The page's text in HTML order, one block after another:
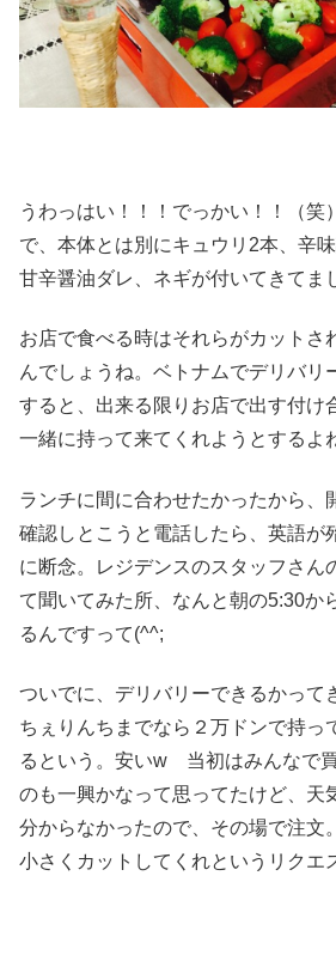
うわっはい！！！でっかい！！（笑）
で、本体とは別にキュウリ2本、辛味
甘辛醤油ダレ、ネギが付いてきてま
お店で食べる時はそれらがカットさ
んでしょうね。ベトナムでデリバリ
すると、出来る限りお店で出す付け
一緒に持って来てくれようとするよ
ランチに間に合わせたかったから、
確認しとこうと電話したら、英語が
に断念。レジデンスのスタッフさん
て聞いてみた所、なんと朝の5:30か
るんですって(^^;
ついでに、デリバリーできるかって
ちぇりんちまでなら２万ドンで持っ
るという。安いw 当初はみんなで
のも一興かなって思ってたけど、天
分からなかったので、その場で注文
小さくカットしてくれというリクエ